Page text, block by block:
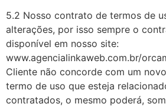
5.2 Nosso contrato de termos de
alterações, por isso sempre o
disponível em nosso site:
www.agencialinkaweb.com.br/
Cliente não concorde com um
termo de uso que esteja
contratados, o mesmo poderá,